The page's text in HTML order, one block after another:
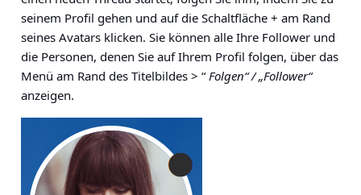
seinem Profil gehen und auf die Schaltfläche + am Rand
seines Avatars klicken. Sie können alle Ihre Follower und
die Personen, denen Sie auf Ihrem Profil folgen, über das
Menü am Rand des Titelbildes > “ Folgen“ / „Follower“
anzeigen.